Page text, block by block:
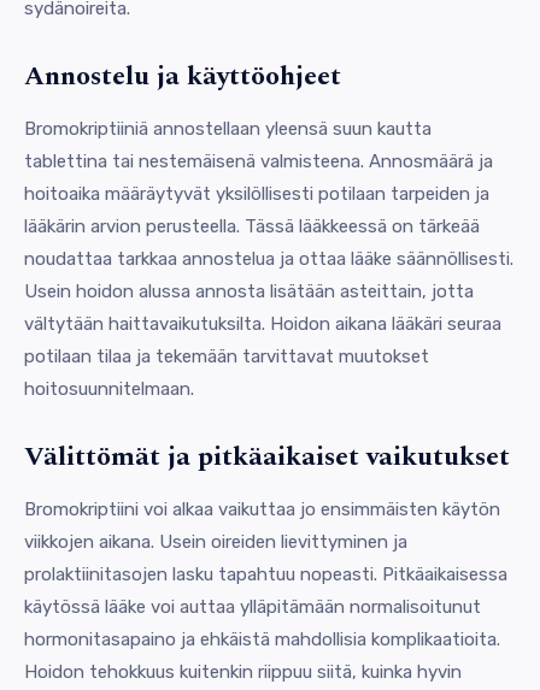
sydänoireita.
Annostelu ja käyttöohjeet
Bromokriptiiniä annostellaan yleensä suun kautta
tablettina tai nestemäisenä valmisteena. Annosmäärä ja
hoitoaika määräytyvät yksilöllisesti potilaan tarpeiden ja
lääkärin arvion perusteella. Tässä lääkkeessä on tärkeää
noudattaa tarkkaa annostelua ja ottaa lääke säännöllisesti.
Usein hoidon alussa annosta lisätään asteittain, jotta
vältytään haittavaikutuksilta. Hoidon aikana lääkäri seuraa
potilaan tilaa ja tekemään tarvittavat muutokset
hoitosuunnitelmaan.
Välittömät ja pitkäaikaiset vaikutukset
Bromokriptiini voi alkaa vaikuttaa jo ensimmäisten käytön
viikkojen aikana. Usein oireiden lievittyminen ja
prolaktiinitasojen lasku tapahtuu nopeasti. Pitkäaikaisessa
käytössä lääke voi auttaa ylläpitämään normalisoitunut
hormonitasapaino ja ehkäistä mahdollisia komplikaatioita.
Hoidon tehokkuus kuitenkin riippuu siitä, kuinka hyvin